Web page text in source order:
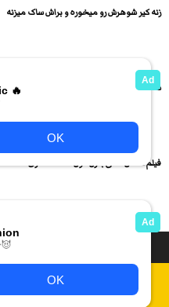
زنه کیر شوهرش رو میخوره و براش ساک میزنه
سکس با سونیا سینه گنده در چند پوزیشن
فیلم سکس داگی با زن کون گنده حشری
داستان سکسی ایرانی
فیلم قوانین Report Abuse